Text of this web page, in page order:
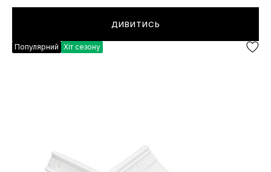
ДИВИТИСЬ
Популярний Хіт сезону